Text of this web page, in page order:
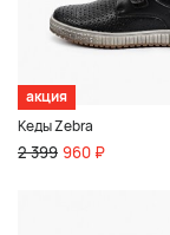
акция
Кеды Zebra
2 399 960 ₽